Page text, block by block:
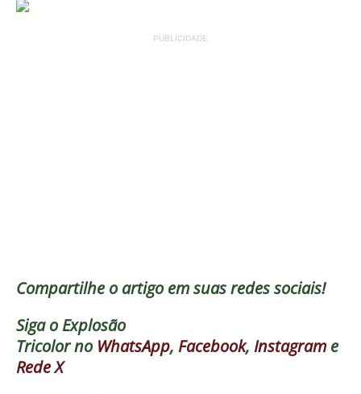
PUBLICIDADE
Compartilhe o artigo em suas redes sociais!
Siga oExplosão
Tricolorno WhatsApp, Facebook, Instagram e
Rede X